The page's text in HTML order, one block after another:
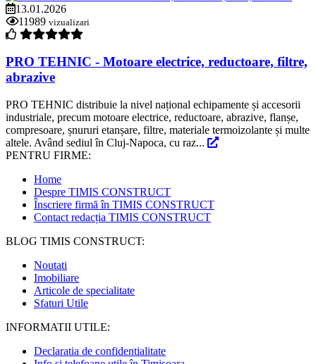
13.01.2026
11989 vizualizari
PRO TEHNIC - Motoare electrice, reductoare, filtre,
abrazive
PRO TEHNIC distribuie la nivel național echipamente și accesorii
industriale, precum motoare electrice, reductoare, abrazive, flanșe,
compresoare, șnururi etanșare, filtre, materiale termoizolante și multe
altele. Având sediul în Cluj-Napoca, cu raz...
PENTRU FIRME:
Home
Despre TIMIS CONSTRUCT
Înscriere firmă în TIMIS CONSTRUCT
Contact redacția TIMIS CONSTRUCT
BLOG TIMIS CONSTRUCT:
Noutati
Imobiliare
Articole de specialitate
Sfaturi Utile
INFORMATII UTILE:
Declaratia de confidentialitate